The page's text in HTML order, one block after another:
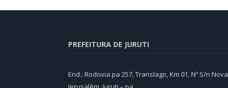
PREFEITURA DE JURUTI
End.: Rodovia pa 257, Translago, Km 01, Nº S/n Nova